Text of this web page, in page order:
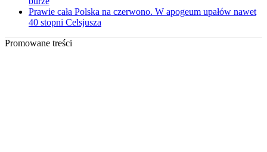
Prawie cała Polska na czerwono. W apogeum upałów nawet
40 stopni Celsjusza
Promowane treści